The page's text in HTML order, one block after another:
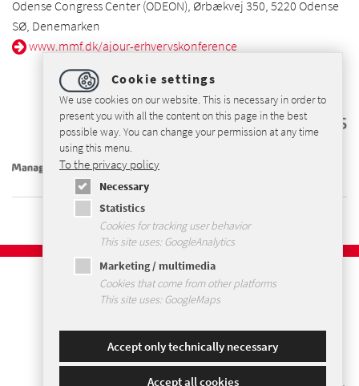
Odense Congress Center (ODEON), Ørbækvej 350, 5220 Odense
SØ, Denemarken
www.mmf.dk/ajour-erhvervskonference
Imprint
Privacybeleid
Voorwaarden en Condities
Cookie settings
We use cookies on our website. This is necessary in order to
present you with all the content on this page in the best
possible way. You can change your permission at any time
using this menu.
To the privacy policy
Necessary
Statistics
Cookies for tracking user behavior
This site uses: GoogleAnalytics
Marketing / multimedia
Cookies that come from other platforms
This site uses: GoogleMaps
Accept only technically necessary
Accept all cookies